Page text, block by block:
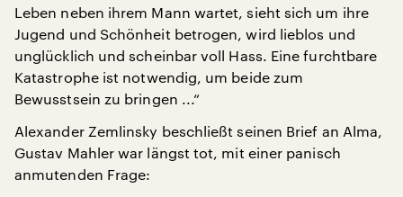
Leben neben ihrem Mann wartet, sieht sich um ihre
Jugend und Schönheit betrogen, wird lieblos und
unglücklich und scheinbar voll Hass. Eine furchtbare
Katastrophe ist notwendig, um beide zum
Bewusstsein zu bringen ...“
Alexander Zemlinsky beschließt seinen Brief an Alma,
Gustav Mahler war längst tot, mit einer panisch
anmutenden Frage: